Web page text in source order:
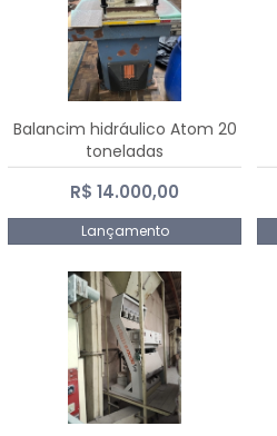
Balancim hidráulico Atom 20
toneladas
R$ 14.000,00
Lançamento